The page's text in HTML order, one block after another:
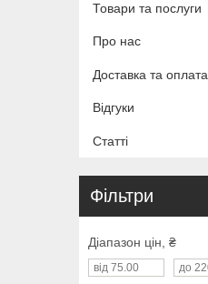
Товари та послуги
Про нас
Доставка та оплата
Відгуки
Статті
Фільтри
Діапазон цін, ₴